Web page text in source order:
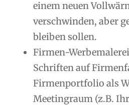
einem neuen
verschwinden, aber
bleiben sollen.
Firmen-
Schriften auf
Firmenportfolio als
Meetingraum (z.B.